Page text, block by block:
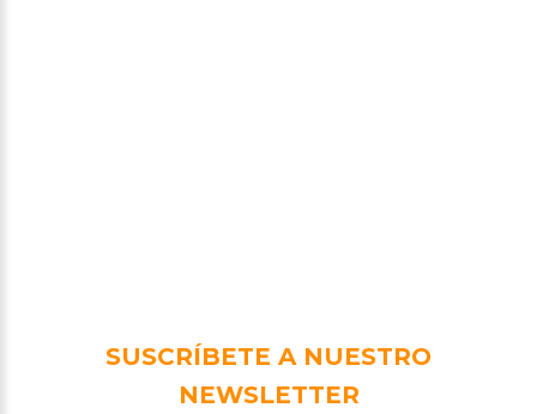
SUSCRÍBETE A NUESTRO
NEWSLETTER